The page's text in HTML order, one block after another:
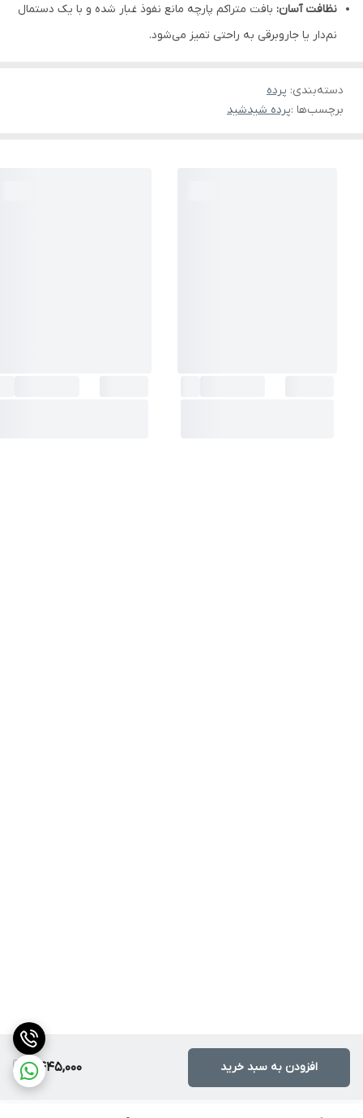
2,445,000 افزودن به سبد خرید
نظافت آسان: بافت متراکم پارچه مانع نفوذ غبار شده و با یک دستمال
نم‌دار یا جاروبرقی به راحتی تمیز می‌شود.
دسته‌بندی: پرده
برچسب‌ها :پرده شیدشید